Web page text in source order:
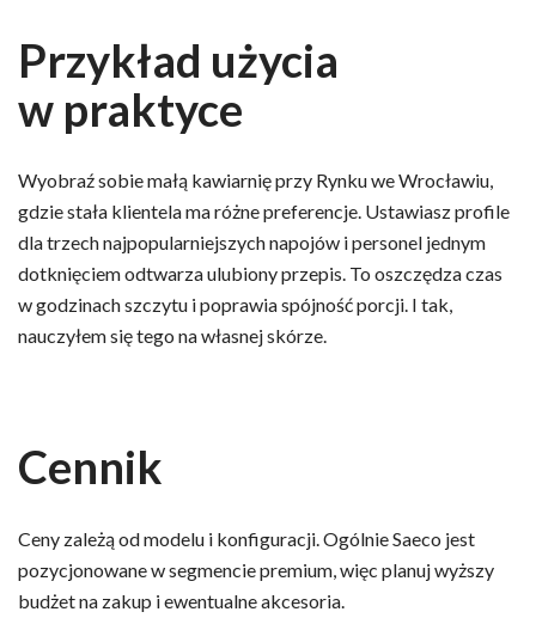
Przykład użycia
w praktyce
Wyobraź sobie małą kawiarnię przy Rynku we Wrocławiu,
gdzie stała klientela ma różne preferencje. Ustawiasz profile
dla trzech najpopularniejszych napojów i personel jednym
dotknięciem odtwarza ulubiony przepis. To oszczędza czas
w godzinach szczytu i poprawia spójność porcji. I tak,
nauczyłem się tego na własnej skórze.
Cennik
Ceny zależą od modelu i konfiguracji. Ogólnie Saeco jest
pozycjonowane w segmencie premium, więc planuj wyższy
budżet na zakup i ewentualne akcesoria.